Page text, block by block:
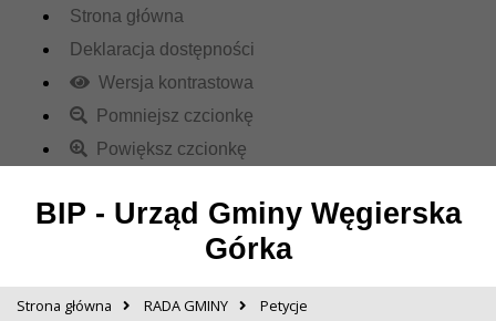
Strona główna
Deklaracja dostępności
Wersja kontrastowa
Pomniejsz czcionkę
Powiększ czcionkę
BIP - Urząd Gminy Węgierska
Górka
Strona główna RADA GMINY Petycje